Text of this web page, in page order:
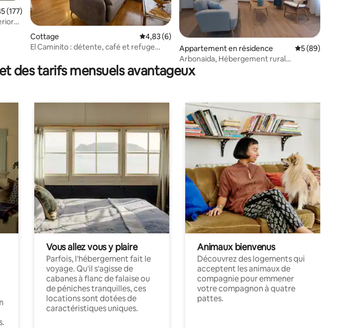
: 4,97 sur 5
moyenne sur la base de 177 commentaires : 4,85 sur 5
(177)
Cottage Évaluation moyenne sur la base de 6 commentaires : 4,83 sur 5
4,83 (6)
El Caminito : détente, café et refuge
Appartement en résidence Évaluation
5 (89)
Arbonaida, Hébergement rural
arbonaida 1
des tarifs mensuels avantageux
Vous allez vous y plaire
Parfois, l'hébergement fait le
voyage. Qu'il s'agisse de
cabanes à flanc de falaise ou
de péniches tranquilles, ces
locations sont dotées de
caractéristiques uniques.
Animaux bienvenus
Découvrez des logements qui
acceptent les animaux de
compagnie pour emmener
votre compagnon à quatre
pattes.